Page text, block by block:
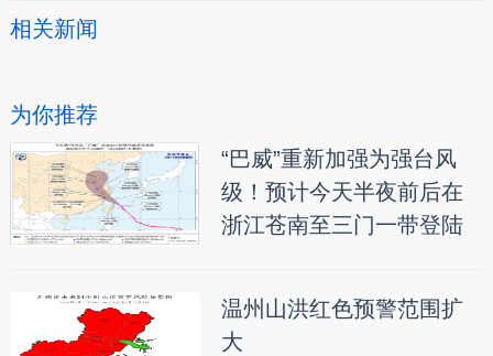
相关新闻
为你推荐
“巴威”重新加强为强台风
级！预计今天半夜前后在
浙江苍南至三门一带登陆
温州山洪红色预警范围扩
大